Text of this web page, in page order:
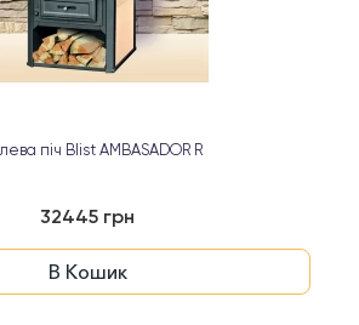
піч Blist AMBASADOR R
32445 грн
В Кошик